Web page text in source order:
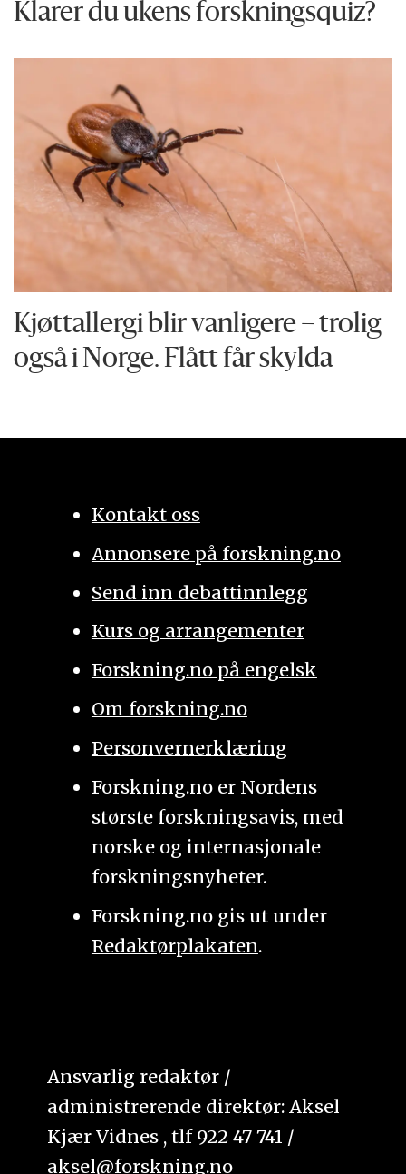
Klarer du ukens forskningsquiz?
Kjøttallergi blir vanligere – trolig
også i Norge. Flått får skylda
Kontakt oss
Annonsere på forskning.no
Send inn debattinnlegg
Kurs og arrangementer
Forskning.no på engelsk
Om forskning.no
Personvernerklæring
Forskning.no er Nordens
største forskningsavis, med
norske og internasjonale
forskningsnyheter.
Forskning.no gis ut under
Redaktørplakaten.
Ansvarlig redaktør /
administrerende direktør: Aksel
Kjær Vidnes , tlf 922 47 741 /
aksel@forskning.no